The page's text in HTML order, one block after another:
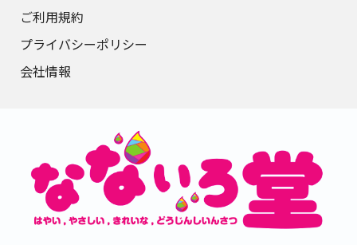
ご利用規約
プライバシーポリシー
会社情報